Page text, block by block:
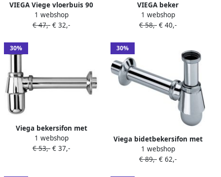
VIEGA Viege vloerbuis 90
32x220 680mm messing
verchroomd aansluiting
1 webshop
€ 47,- € 32,-
VIEGA beker
plugbekersifon1 1 4x1 1
4met muurbuis en rozet en
1 webshop
€ 58,- € 40,-
30%
Viega bekersifon met
muurbuis 5 4 met rozet
chroom 100674
1 webshop
€ 53,- € 37,-
30%
Viega bidetbekersifon met
muurbuis 20cm 5 4 met
rozet chroom 114619
1 webshop
€ 89,- € 62,-